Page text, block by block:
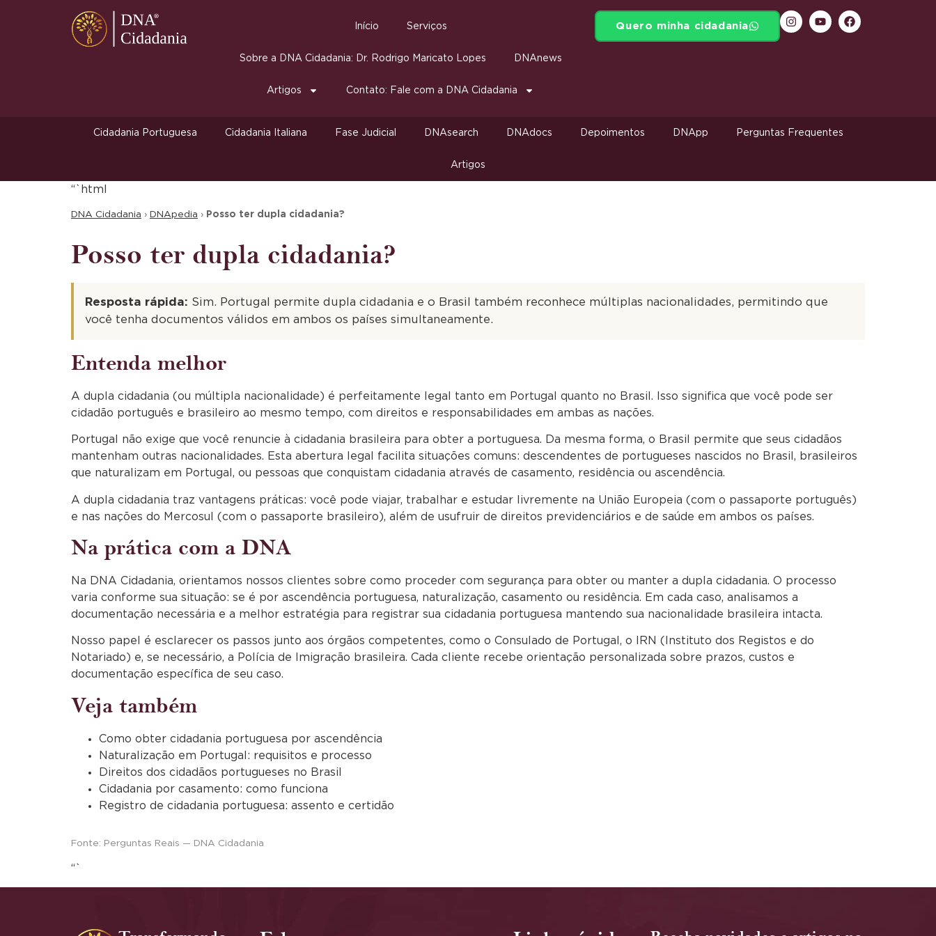
Início Serviços
Sobre a DNA Cidadania: Dr. Rodrigo Maricato Lopes DNAnews
Artigos Contato: Fale com a DNA Cidadania
Quero minha cidadania
Cidadania Portuguesa Cidadania Italiana Fase Judicial DNAsearch DNAdocs Depoimentos DNApp Perguntas Frequentes
Artigos
“`html
DNA Cidadania › DNApedia › Posso ter dupla cidadania?
Posso ter dupla cidadania?
Resposta rápida: Sim. Portugal permite dupla cidadania e o Brasil também reconhece múltiplas nacionalidades, permitindo que
você tenha documentos válidos em ambos os países simultaneamente.
Entenda melhor
A dupla cidadania (ou múltipla nacionalidade) é perfeitamente legal tanto em Portugal quanto no Brasil. Isso significa que você pode ser
cidadão português e brasileiro ao mesmo tempo, com direitos e responsabilidades em ambas as nações.
Portugal não exige que você renuncie à cidadania brasileira para obter a portuguesa. Da mesma forma, o Brasil permite que seus cidadãos
mantenham outras nacionalidades. Esta abertura legal facilita situações comuns: descendentes de portugueses nascidos no Brasil, brasileiros
que naturalizam em Portugal, ou pessoas que conquistam cidadania através de casamento, residência ou ascendência.
A dupla cidadania traz vantagens práticas: você pode viajar, trabalhar e estudar livremente na União Europeia (com o passaporte português)
e nas nações do Mercosul (com o passaporte brasileiro), além de usufruir de direitos previdenciários e de saúde em ambos os países.
Na prática com a DNA
Na DNA Cidadania, orientamos nossos clientes sobre como proceder com segurança para obter ou manter a dupla cidadania. O processo
varia conforme sua situação: se é por ascendência portuguesa, naturalização, casamento ou residência. Em cada caso, analisamos a
documentação necessária e a melhor estratégia para registrar sua cidadania portuguesa mantendo sua nacionalidade brasileira intacta.
Nosso papel é esclarecer os passos junto aos órgãos competentes, como o Consulado de Portugal, o IRN (Instituto dos Registos e do
Notariado) e, se necessário, a Polícia de Imigração brasileira. Cada cliente recebe orientação personalizada sobre prazos, custos e
documentação específica de seu caso.
Veja também
Como obter cidadania portuguesa por ascendência
Naturalização em Portugal: requisitos e processo
Direitos dos cidadãos portugueses no Brasil
Cidadania por casamento: como funciona
Registro de cidadania portuguesa: assento e certidão
Fonte: Perguntas Reais — DNA Cidadania
“`